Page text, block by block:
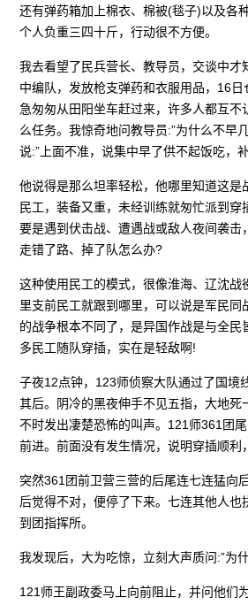
还有弹药箱加上棉衣、棉被(毯子)以及各
个人负重三四十斤，行动很不方便。
我去看望了民兵营长、教导员，交谈中才
中编队，发放枪支弹药和衣服用品，16日
急匆匆从田阳坐车赶过来，许多人都互不
么任务。我惊奇地问教导员:”为什么不早
说:”上面不准，说集中早了供不起饭吃，
他说得是那么坦率轻松，他哪里知道这是
民工，装备又重，未经训练就匆忙派到穿
要是遇到伏击战、遭遇战或敌人夜间袭击
走错了路、掉了队怎么办?
这种使用民工的模式，很像淮海、辽沈战
里支前民工就跟到哪里，可以说是军民同
的战争根本不同了，是异国作战是与全民
多民工随队穿插，实在是轻敌啊!
子夜12点钟，123师侦察大队通过了国境
其后。阴冷的黑夜伸手不见五指，大地死
不时发出凄楚恐怖的叫声。121师361团
前进。前面没有发生情况，说明穿插顺利
突然361团前卫营三营的后尾连七连猛向
后觉得不对，便停了下来。七连其他人也
到团指挥所。
我发现后，大为吃惊，立刻大声质问:”为
121师王副政委马上向前阻止，并问他们